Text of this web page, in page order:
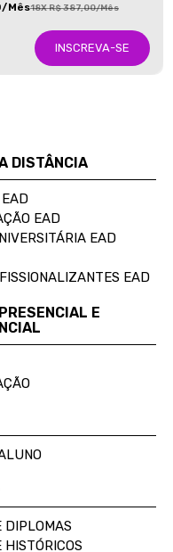
Mês18X R$ 387,00/Mês
INSCREVA-SE
DISTÂNCIA
EAD
EAD
EAD
E
DIPLOMAS
HISTÓRICOS